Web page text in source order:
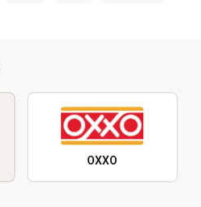
OXXO